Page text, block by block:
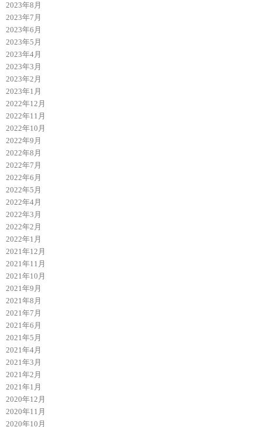
2023年8月
2023年7月
2023年6月
2023年5月
2023年4月
2023年3月
2023年2月
2023年1月
2022年12月
2022年11月
2022年10月
2022年9月
2022年8月
2022年7月
2022年6月
2022年5月
2022年4月
2022年3月
2022年2月
2022年1月
2021年12月
2021年11月
2021年10月
2021年9月
2021年8月
2021年7月
2021年6月
2021年5月
2021年4月
2021年3月
2021年2月
2021年1月
2020年12月
2020年11月
2020年10月